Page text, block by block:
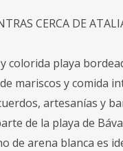
CERCA DE
colorida playa
mariscos y comida
artesanías y
de la playa de
de arena blanca es